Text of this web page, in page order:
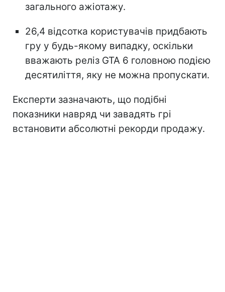
загального ажіотажу.
26,4 відсотка користувачів придбають
гру у будь-якому випадку, оскільки
вважають реліз GTA 6 головною подією
десятиліття, яку не можна пропускати.
Експерти зазначають, що подібні
показники навряд чи завадять грі
встановити абсолютні рекорди продажу.